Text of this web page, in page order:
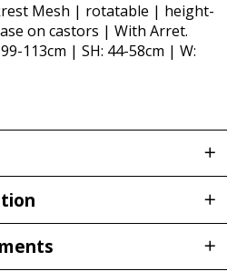
Mesh | rotatable | height-
on castors | With Arret.
113cm | SH: 44-58cm | W: